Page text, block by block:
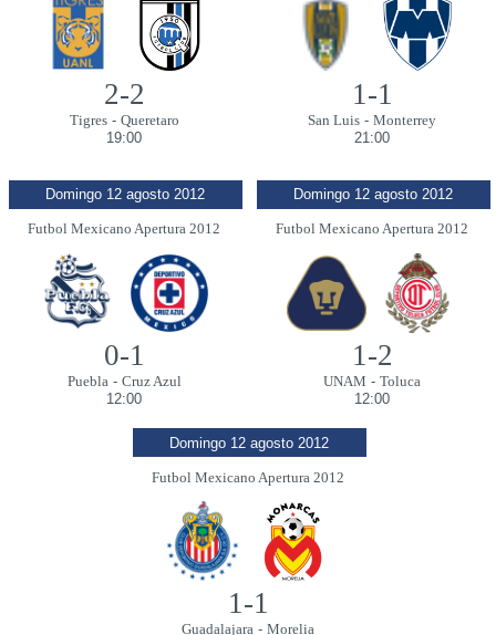
2-2
Tigres- Queretaro
19:00
1-1
San Luis - Monterrey
21:00
Domingo 12 agosto 2012
Futbol Mexicano Apertura 2012
0-1
Puebla - Cruz Azul
12:00
Domingo 12 agosto 2012
Futbol Mexicano Apertura 2012
1-2
UNAM - Toluca
12:00
Domingo 12 agosto 2012
Futbol Mexicano Apertura 2012
1-1
Guadalajara - Morelia